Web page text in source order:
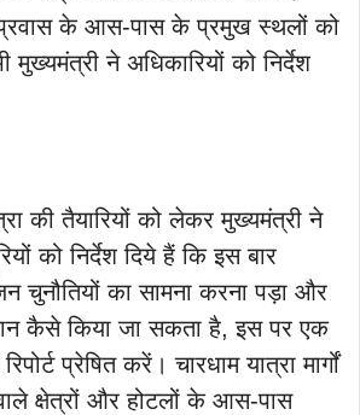
प्रवास के आस-पास के प्रमुख स्थलों को
ने अधिकारियों को निर्देश
की तैयारियों को लेकर मुख्यमंत्री ने
को निर्देश दिये हैं कि इस बार
चुनौतियों का सामना करना पड़ा और
कैसे किया जा सकता है, इस पर एक
प्रेषित करें। चारधाम यात्रा मार्गों
क्षेत्रों और होटलों के आस-पास